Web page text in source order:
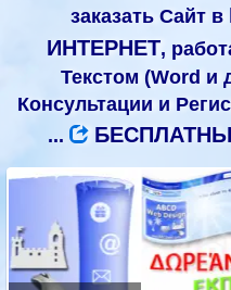
заказать Сайт в
ИНТЕРНЕТ,
Текстом (Word и
Консультации и
...